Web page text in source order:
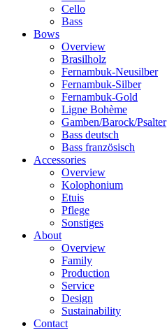
Cello
Bass
Bows
Overview
Brasilholz
Fernambuk-Neusilber
Fernambuk-Silber
Fernambuk-Gold
Ligne Bohème
Gamben/Barock/Psalter
Bass deutsch
Bass französisch
Accessories
Overview
Kolophonium
Etuis
Pflege
Sonstiges
About
Overview
Family
Production
Service
Design
Sustainability
Contact